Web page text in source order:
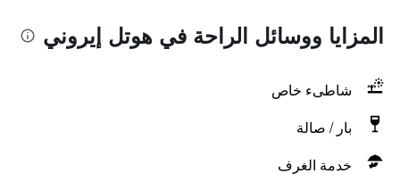
المزايا ووسائل الراحة في هوتل إيروني
شاطىء خاص
بار / صالة
خدمة الغرف